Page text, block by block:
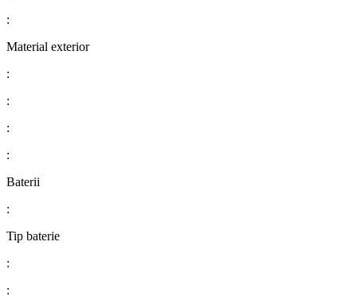
:
Material exterior
:
:
:
:
Baterii
:
Tip baterie
:
: